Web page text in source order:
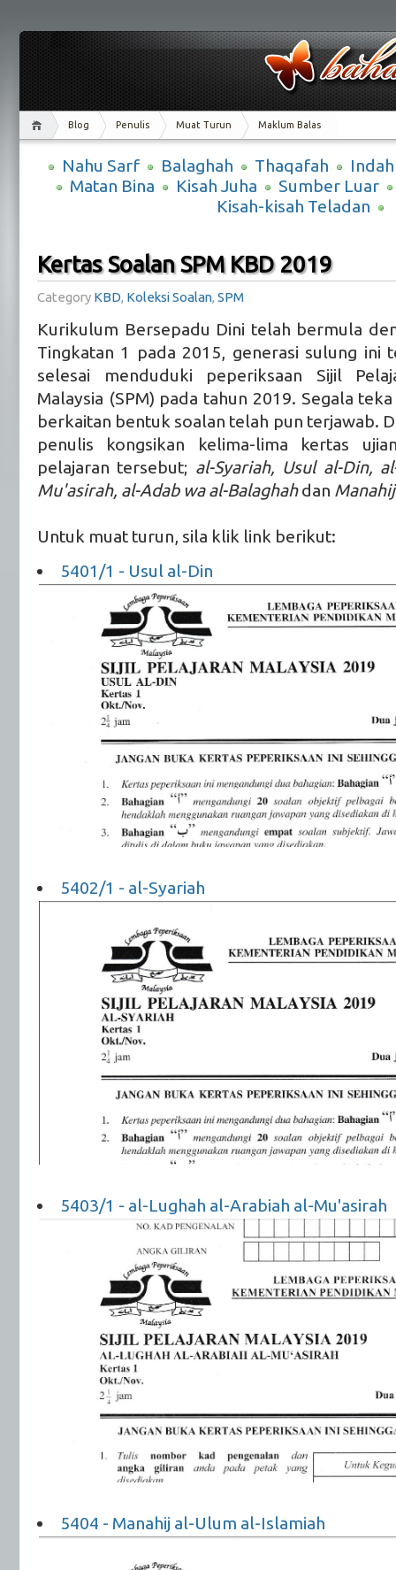
Blog Penulis Muat Turun Maklum Balas
Nahu Sarf Balaghah Thaqafah
Matan Bina
Kisah Juha
Sumber Luar
Kisah-kisah Teladan
Kertas Soalan SPM KBD 2019
Category KBD, Koleksi Soalan, SPM
Kurikulum Bersepadu Dini telah bermula
Tingkatan 1 pada 2015, generasi sulung ini
selesai menduduki peperiksaan Sijil
Malaysia (SPM) pada tahun 2019. Segala
berkaitan bentuk soalan telah pun terjawab.
penulis kongsikan kelima-lima kertas
pelajaran tersebut; al-Syariah, Usul al-Din,
Mu'asirah, al-Adab wa al-Balaghahdan
Untuk muat turun, sila klik link berikut:
5401/1 - Usul al-Din
5402/1 - al-Syariah
5403/1 - al-Lughah al-Arabiah al-Mu'asirah
5404 - Manahij al-Ulum al-Islamiah